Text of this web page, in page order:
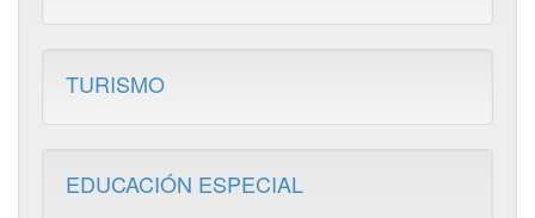
TURISMO
EDUCACIÓN ESPECIAL